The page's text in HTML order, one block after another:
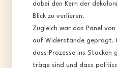
dabei den Kern der
Blick zu verlieren.​
Zugleich war das Panel
auf Widerstände geprägt.
dass Prozesse ins
träge sind und dass